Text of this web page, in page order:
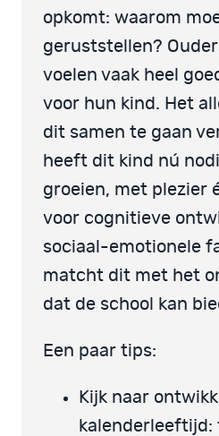
opkomt: waarom
geruststellen?
voelen vaak heel
voor hun kind. Het
dit samen te gaan
heeft dit kind nú
groeien, met plezier
voor cognitieve
sociaal-emotionele
matcht dit met het
dat de school kan
Een paar tips:
Kijk naar
kalenderleeftijd: